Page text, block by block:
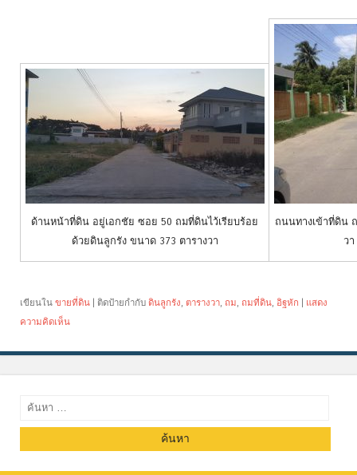
ด้านหน้าที่ดิน อยู่เอกชัย ซอย 50 ถมที่ดินไว้เรียบร้อย
ด้วยดินลูกรัง ขนาด 373 ตารางวา
ถนนทางเข้าที่ดิน
ว
เขียนใน ขายที่ดิน | ติดป้ายกำกับ ดินลูกรัง ตารางวา ถม ถมที่ดิน อิฐหัก | แสดง
ความคิดเห็น
ค้นหา